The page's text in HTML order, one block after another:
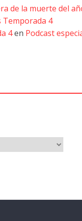
de la muerte del
4
4en Podcast